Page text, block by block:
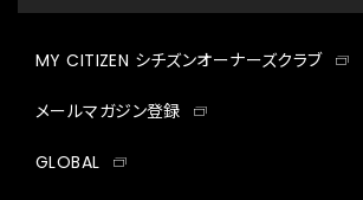
MY CITIZEN シチズンオーナーズクラブ
メールマガジン登録
GLOBAL